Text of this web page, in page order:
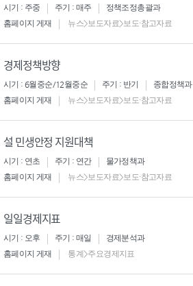
시기 : 주중 주기 : 매주
정책조정총괄과
홈페이지 게재
뉴스>보도자료>보도·참고자료
경제정책방향
시기 : 6월중순/12월중순 주기 : 반기
종합정책과
홈페이지 게재
뉴스>보도자료>보도·참고자료
설 민생안정 지원대책
시기 : 연초 주기 : 연간
물가정책과
홈페이지 게재
뉴스>보도자료>보도·참고자료
일일경제지표
시기 : 오후 주기 : 매일
경제분석과
홈페이지 게재
통계>주요경제지표